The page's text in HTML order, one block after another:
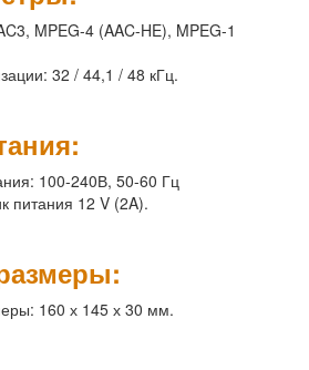
MPEG-4 (AAC-HE), MPEG-1
32 / 44,1 / 48 кГц.
100-240В, 50-60 Гц
питания 12 V (2A).
160 х 145 х 30 мм.